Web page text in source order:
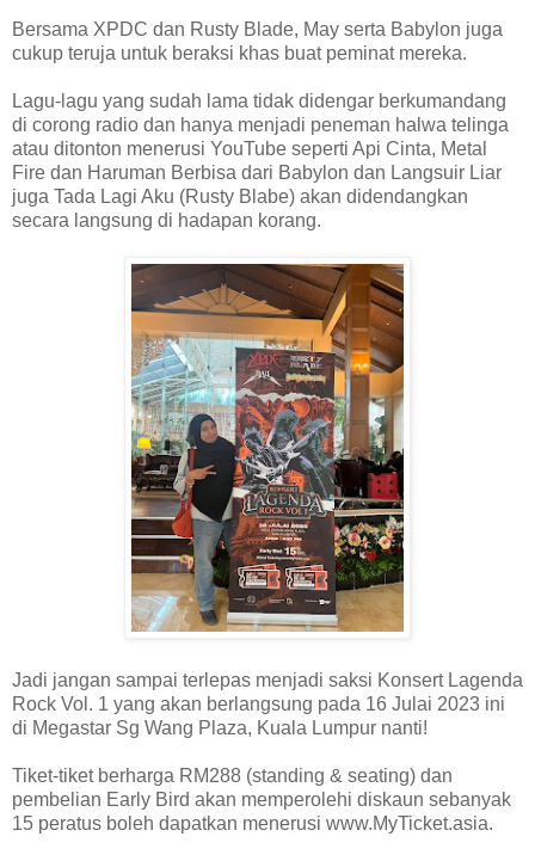
Bersama XPDC dan Rusty Blade, May serta Babylon juga
cukup teruja untuk beraksi khas buat peminat mereka.
Lagu-lagu yang sudah lama tidak didengar berkumandang
di corong radio dan hanya menjadi peneman halwa telinga
atau ditonton menerusi YouTube seperti Api Cinta, Metal
Fire dan Haruman Berbisa dari Babylon dan Langsuir Liar
juga Tada Lagi Aku (Rusty Blabe) akan didendangkan
secara langsung di hadapan korang.
Jadi jangan sampai terlepas menjadi saksi Konsert Lagenda
Rock Vol. 1 yang akan berlangsung pada 16 Julai 2023 ini
di Megastar Sg Wang Plaza, Kuala Lumpur nanti!
Tiket-tiket berharga RM288 (standing & seating) dan
pembelian Early Bird akan memperolehi diskaun sebanyak
15 peratus boleh dapatkan menerusi www.MyTicket.asia.